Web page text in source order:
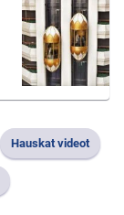
Hauskat videot